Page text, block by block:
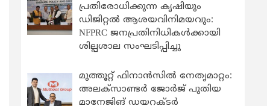
പ്രതിരോധിക്കുന്ന കൃഷിയും
ഡിജിറ്റൽ ആശയവിനിമയവും:
NFPRC ജനപ്രതിനിധികൾക്കായി
ശില്പശാല സംഘടിപ്പിച്ചു
മുത്തൂറ്റ് ഫിനാൻസിൽ നേതൃമാറ്റം:
അലക്സാണ്ടർ ജോർജ് പുതിയ
മാനേജിങ് ഡയറക്ടർ